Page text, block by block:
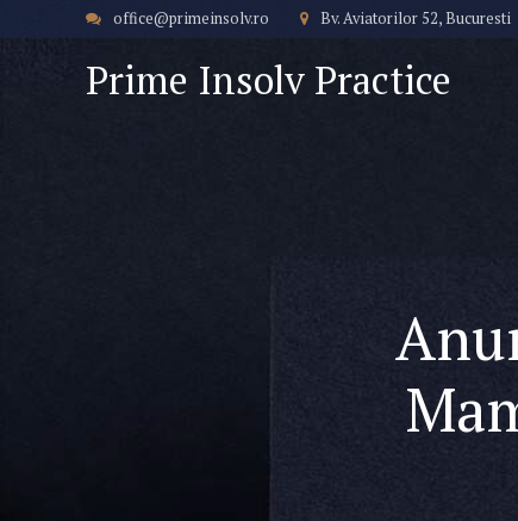
office@primeinsolv.ro Bv. Aviatorilor 52, Bucuresti
Prime Insolv Practice